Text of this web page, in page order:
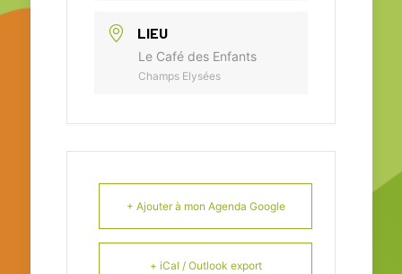
LIEU
Le Café des Enfants
Champs Elysées
+ Ajouter à mon Agenda Google
+ iCal / Outlook export